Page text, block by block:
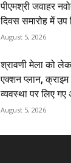
पीएमश्री जवाहर
दिवस समारोह में
August 5, 2026
श्रावणी मेला को
एक्शन प्लान,
व्यवस्था पर लिए गए
August 5, 2026